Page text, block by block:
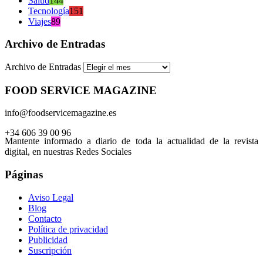
Tecnología151
Viajes89
Archivo de Entradas
Archivo de Entradas
FOOD SERVICE MAGAZINE
info@foodservicemagazine.es
+34 606 39 00 96
Mantente informado a diario de toda la actualidad de la revista
digital, en nuestras Redes Sociales
Páginas
Aviso Legal
Blog
Contacto
Política de privacidad
Publicidad
Suscripción